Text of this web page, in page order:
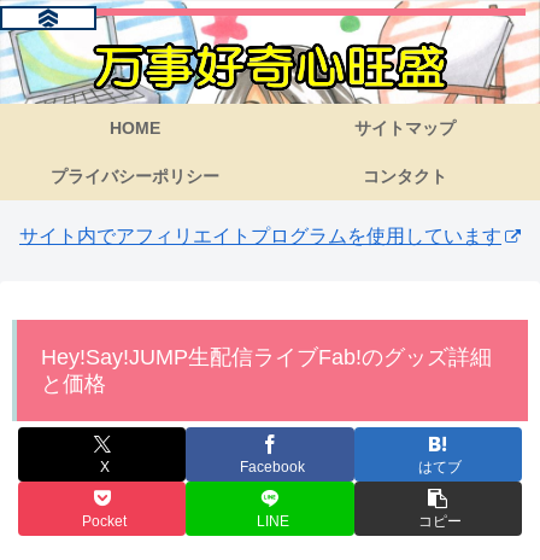
HOME サイトマップ
プライバシーポリシー コンタクト
サイト内でアフィリエイトプログラムを使用しています
Hey!Say!JUMP生配信ライブFab!のグッズ詳細
と価格
X Facebook はてブ
Pocket LINE コピー